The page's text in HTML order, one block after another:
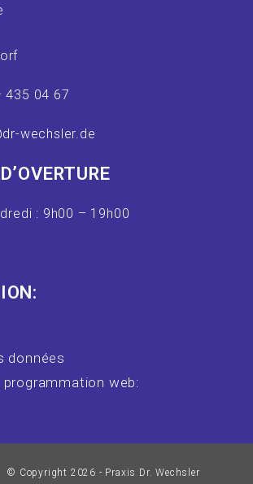
435 04 67
wechsler.de
: 9h00 – 19h00
données
web:
© Copyright 2026 - Praxis Dr. Wechsler